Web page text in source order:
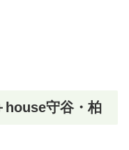
守谷・柏